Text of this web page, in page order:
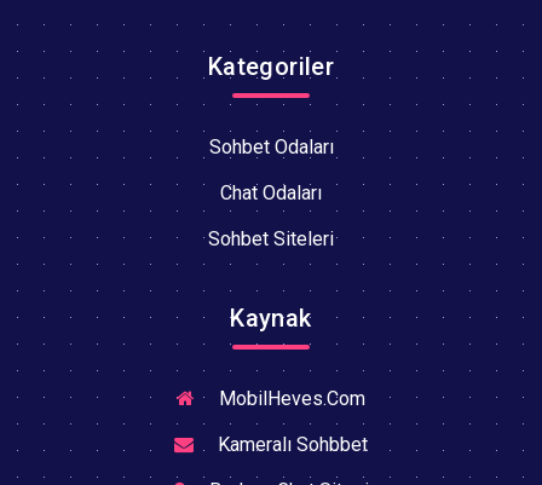
Kategoriler
Sohbet Odaları
Chat Odaları
Sohbet Siteleri
Kaynak
MobilHeves.Com
Kameralı Sohbbet